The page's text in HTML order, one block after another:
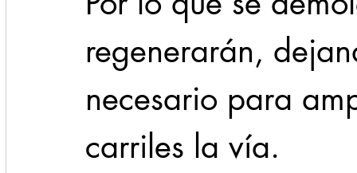
regenerarán,
necesario para
carriles la vía.